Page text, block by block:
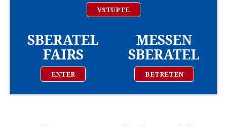
VSTUPTE
SBERATEL
FAIRS
ENTER
MESSEN
SBERATEL
BETRETEN